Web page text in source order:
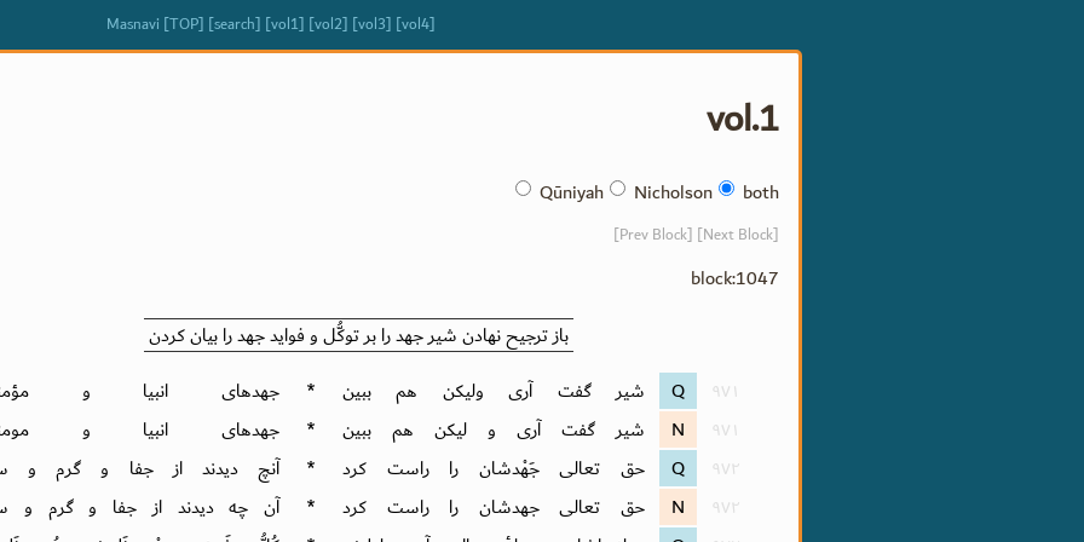
Masnavi TOP search vol1 vol2 vol3 vol4
vol.1
Qūniyah Nicholson both
[Prev Block] [Next Block]
block:1047
باز ترجیح نهادن شیر جهد را بر توکُّل و فواید جهد را بیان کردن
۹۷۱
Q شیر گفت آری ولیکن هم ببین *
جهدهای انبیا و
۹۷۱
N شیر گفت آری و لیکن هم ببین *
جهدهای انبیا و
۹۷۲
Q حق تعالی جَهْدشان را راست کرد *
آنچ دیدند از جفا و گرم و
۹۷۲
N حق تعالی جهدشان را راست کرد *
آن چه دیدند از جفا و گرم و